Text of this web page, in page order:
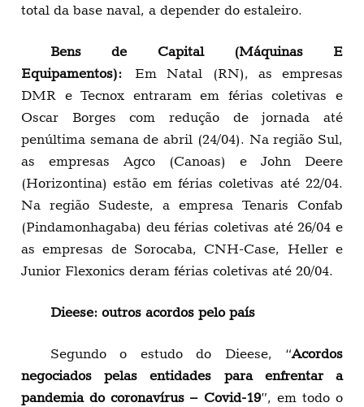
total da base naval, a depender do estaleiro.
Bens de Capital (Máquinas E
Equipamentos): Em Natal (RN), as empresas
DMR e Tecnox entraram em férias coletivas e
Oscar Borges com redução de jornada até
penúltima semana de abril (24/04). Na região Sul,
as empresas Agco (Canoas) e John Deere
(Horizontina) estão em férias coletivas até 22/04.
Na região Sudeste, a empresa Tenaris Confab
(Pindamonhagaba) deu férias coletivas até 26/04 e
as empresas de Sorocaba, CNH-Case, Heller e
Junior Flexonics deram férias coletivas até 20/04.
Dieese: outros acordos pelo país
Segundo o estudo do Dieese, “Acordos
negociados pelas entidades para enfrentar a
pandemia do coronavírus – Covid-19”, em todo o